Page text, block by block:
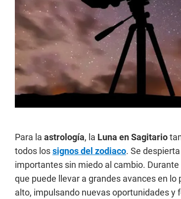
Para la astrología, la Luna en Sagitario
todos lossignos del zodiaco. Se
importantes sin miedo al cambio.
que puede llevar a grandes avances en
alto, impulsando nuevas oportunidades y